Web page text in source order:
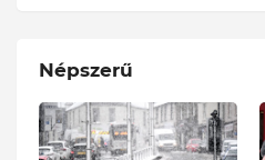
Népszerű